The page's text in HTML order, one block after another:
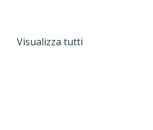
Visualizza tutti